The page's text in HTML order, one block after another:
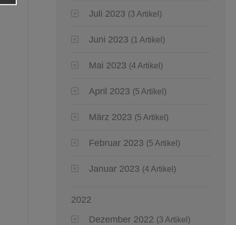
Juli 2023 (3 Artikel)
Juni 2023 (1 Artikel)
Mai 2023 (4 Artikel)
April 2023 (5 Artikel)
März 2023 (5 Artikel)
Februar 2023 (5 Artikel)
Januar 2023 (4 Artikel)
2022
Dezember 2022 (3 Artikel)